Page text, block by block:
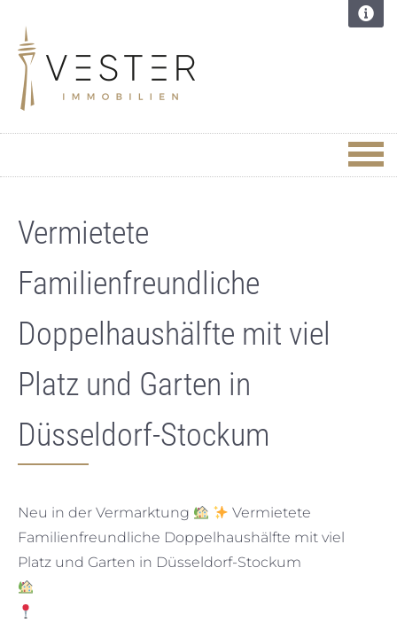
Vermietete
Familienfreundliche
Doppelhaushälfte mit viel
Platz und Garten in
Düsseldorf-Stockum
Neu in der Vermarktung
Vermietete
Familienfreundliche Doppelhaushälfte mit viel
Platz und Garten in Düsseldorf-Stockum